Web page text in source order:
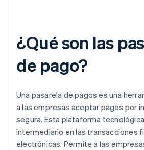
¿Qué son las
de pago?
Una pasarela de pagos es una
a las empresas aceptar pagos por
segura. Esta plataforma
intermediario en las transacciones
electrónicas. Permite a las